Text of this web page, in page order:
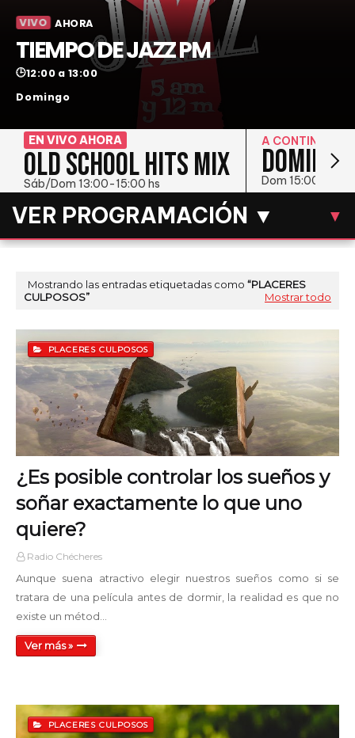
VIVO AHORA
TIEMPO DE JAZZ PM
🕒12:00 a 13:00
Domingo
EN VIVO AHORA
OLD SCHOOL HITS MIX
Sáb/Dom 13:00-15:00 hs
A
Dom 15:00-
VER PROGRAMACIÓN ▼ ▼
Disco Mix Club
00:00 - 02:00
Noche Clásica
02:00 - 05:00
Tiempo de Jazz AM
05:00 - 06:00
Domingos Rock & Pop
06:00 - 07:00
Old School Hits Mix
Domingos Rock & Pop
Tiempo de Jazz PM
12:00 - 13:00
Mostrando las entradas etiquetadas como
PLACERES
CULPOSOS
Mostrar todo
PLACERES CULPOSOS
¿Es posible controlar los sueños y
soñar exactamente lo que uno
quiere?
Radio Chécheres
Aunque suena atractivo elegir nuestros sueños como si se
tratara de una película antes de dormir, la realidad es que no
existe un métod…
Ver más »
PLACERES CULPOSOS